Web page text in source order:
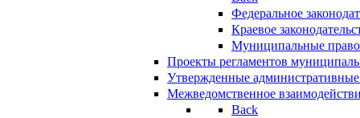
Федеральное
Краевое
Муниципальные
Проекты регламентов
Утвержденные
Межведомственное
Back